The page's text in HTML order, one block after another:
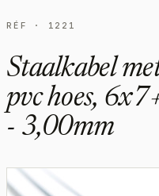
RÉF · 1221
Staalkabel
pvc hoes,
- 3,00mm